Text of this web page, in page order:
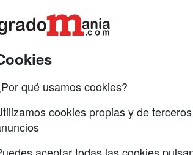
qué usamos cookies?
cookies propias y de